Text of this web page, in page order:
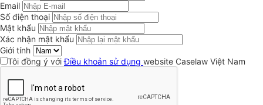
Email
Số điện thoại
Mật khẩu
Xác nhận mật khẩu
Giới tính
Tôi đồng ý vớiĐiều khoản sử dụng website Caselaw Việt Nam